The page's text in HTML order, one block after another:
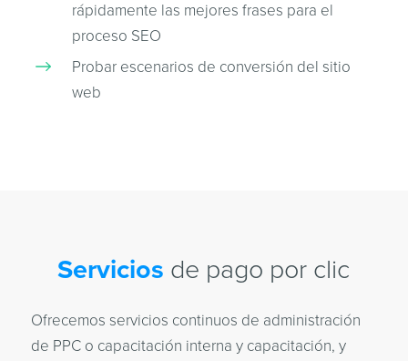
rápidamente las mejores frases para el
proceso SEO
Probar escenarios de conversión del sitio
web
Servicios de pago por clic
Ofrecemos servicios continuos de administración
de PPC o capacitación interna y capacitación, y